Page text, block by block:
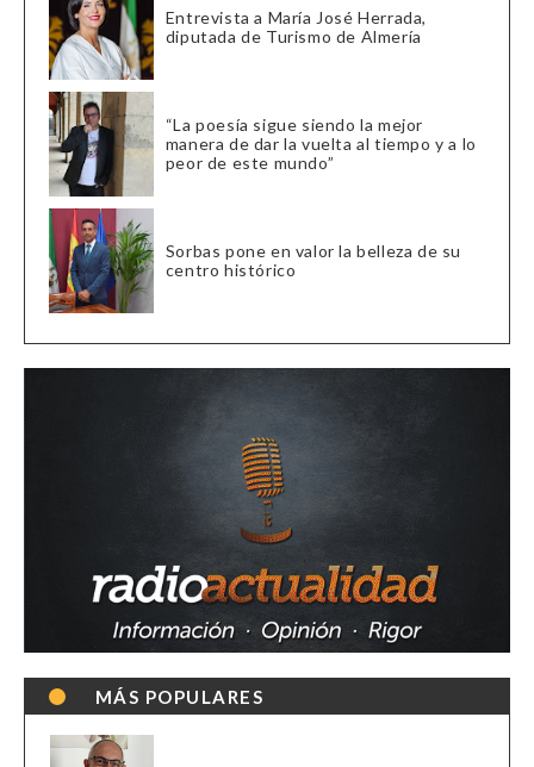
Entrevista a María José Herrada,
diputada de Turismo de Almería
“La poesía sigue siendo la mejor
manera de dar la vuelta al tiempo y a lo
peor de este mundo”
Sorbas pone en valor la belleza de su
centro histórico
MÁS POPULARES